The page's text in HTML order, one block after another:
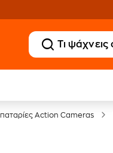
Action Cameras